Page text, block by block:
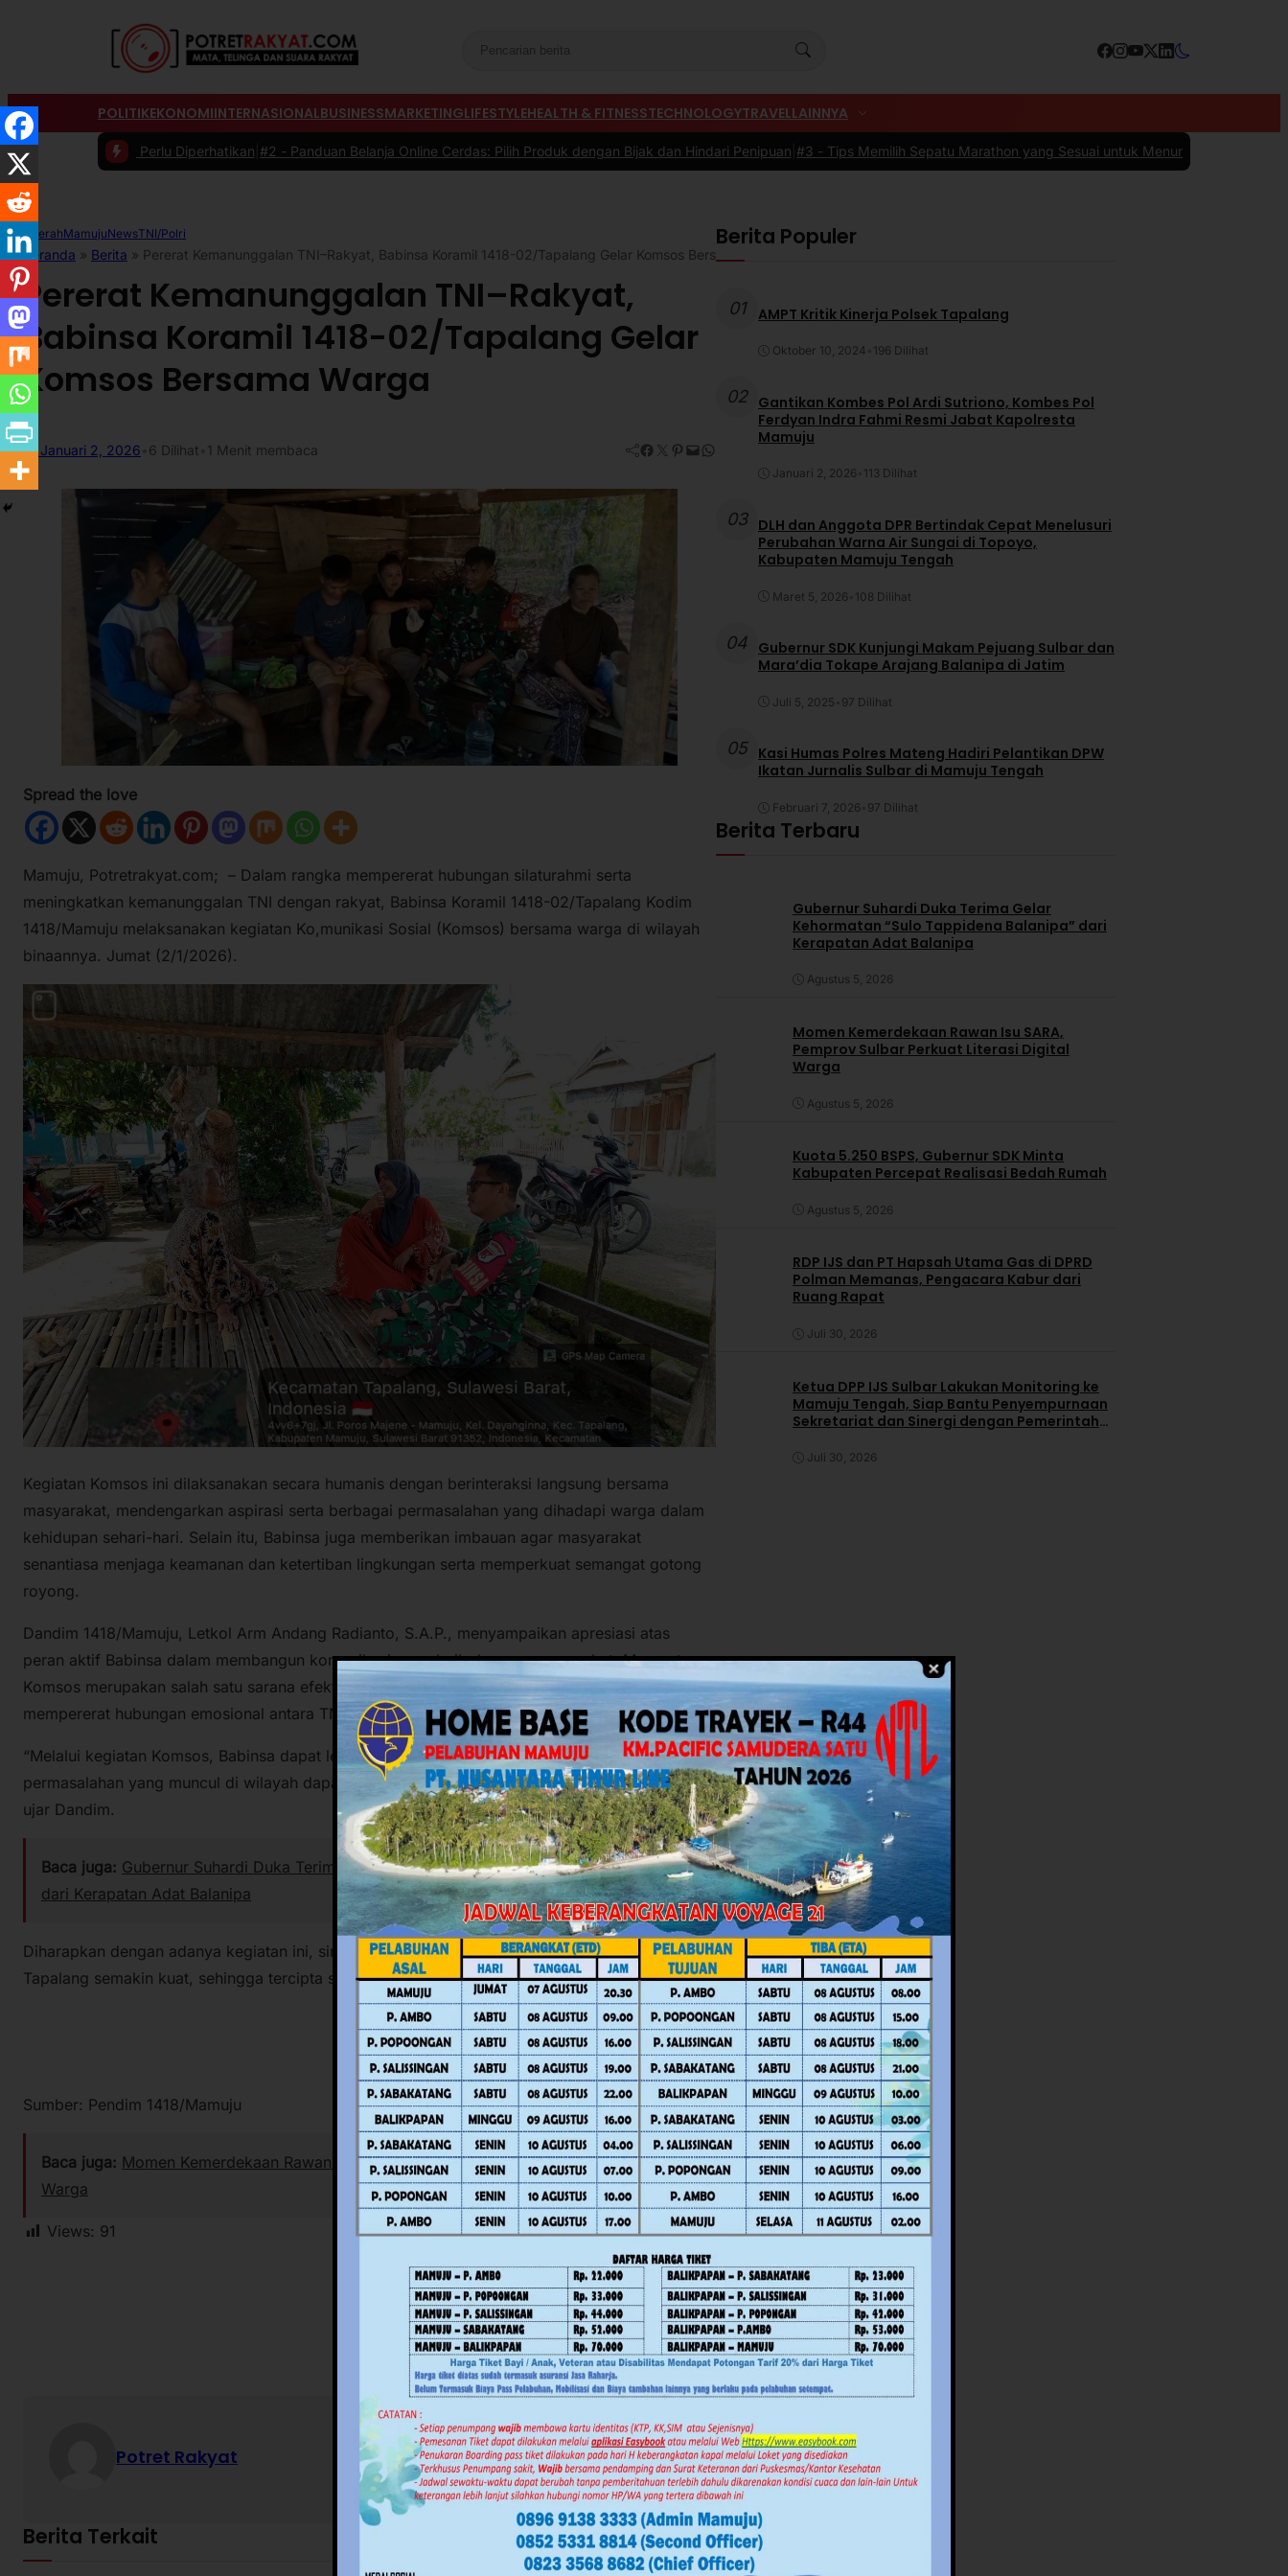
POLITIKEKONOMIINTERNASIONALBUSINESSMARKETINGLIFESTYLEHEALTH & FITNESSTECHNOLOGYTRAVELLAINNYA
Diperhatikan #2 - Panduan Belanja Online Cerdas: Pilih Produk dengan Bijak dan Hindari Penipuan|#3 -Tips Memilih Sepatu Marathon yang Sesuai untuk Menunjang Kenyamanan dan Performa
DaerahMamujuNewsTNI/Polri
Beranda » Berita » Pererat Kemanunggalan TNI–Rakyat, Babinsa Koramil 1418-02/Tapalang Gelar Komsos Bersama Warga
Pererat Kemanunggalan TNI–Rakyat,
Babinsa Koramil 1418-02/Tapalang Gelar
Komsos Bersama Warga
Januari 2, 2026 6 Dilihat 1 Menit membaca Facebook Twitter Pinterest Mail WhatsApp
Spread the love
Mamuju, Potretrakyat.com; – Dalam rangka mempererat hubungan silaturahmi serta
meningkatkan kemanunggalan TNI dengan rakyat, Babinsa Koramil 1418-02/Tapalang Kodim
1418/Mamuju melaksanakan kegiatan Ko,munikasi Sosial (Komsos) bersama warga di wilayah
binaannya. Jumat (2/1/2026).
Kegiatan Komsos ini dilaksanakan secara humanis dengan berinteraksi langsung bersama
masyarakat, mendengarkan aspirasi serta berbagai permasalahan yang dihadapi warga dalam
kehidupan sehari-hari. Selain itu, Babinsa juga memberikan imbauan agar masyarakat
senantiasa menjaga keamanan dan ketertiban lingkungan serta memperkuat semangat gotong
royong.
Dandim 1418/Mamuju, Letkol Arm Andang Radianto, S.A.P., menyampaikan apresiasi atas
peran aktif Babinsa dalam membangun komunikasi yang baik dengan masyarakat. Menurutnya,
Komsos merupakan salah satu sarana efektif untuk mengetahui kondisi wilayah sekaligus
mempererat hubungan emosional antara TNI dan rakyat.
“Melalui kegiatan Komsos, Babinsa dapat lebih dekat dengan masyarakat, sehingga setiap
permasalahan yang muncul di wilayah dapat diketahui sejak dini dan dicarikan solusi bersama,”
ujar Dandim.
Baca juga: Gubernur Suhardi Duka Terima Gelar Kehormatan “Sulo Tappidena Balanipa”
dari Kerapatan Adat Balanipa
Diharapkan dengan adanya kegiatan ini, sinergitas antara TNI dan masyarakat di wilayah
Tapalang semakin kuat, sehingga tercipta situasi yang aman, nyaman, dan kondusif.
Sumber: Pendim 1418/Mamuju
Baca juga: Momen Kemerdekaan Rawan Isu SARA, Pemprov Sulbar Perkuat Literasi Digital
Warga
Views: 91
Facebook Pinterest Mail WhatsApp
Potret Rakyat
Berita Terkait
Berita Populer
01 AMPT Kritik Kinerja Polsek Tapalang
Oktober 10, 2024 196 Dilihat
02
Gantikan Kombes Pol Ardi Sutriono, Kombes Pol
Ferdyan Indra Fahmi Resmi Jabat Kapolresta
Mamuju
Januari 2, 2026 113 Dilihat
03
DLH dan Anggota DPR Bertindak Cepat Menelusuri
Perubahan Warna Air Sungai di Topoyo,
Kabupaten Mamuju Tengah
Maret 5, 2026 108 Dilihat
04 Gubernur SDK Kunjungi Makam Pejuang Sulbar dan
Mara’dia Tokape Arajang Balanipa di Jatim
Juli 5, 2025 97 Dilihat
05
Kasi Humas Polres Mateng Hadiri Pelantikan DPW
Ikatan Jurnalis Sulbar di Mamuju Tengah
Februari 7, 2026 97 Dilihat
Berita Terbaru
Gubernur Suhardi Duka Terima Gelar
Kehormatan “Sulo Tappidena Balanipa” dari
Kerapatan Adat Balanipa
Agustus 5, 2026
Momen Kemerdekaan Rawan Isu SARA,
Pemprov Sulbar Perkuat Literasi Digital
Warga
Agustus 5, 2026
Kuota 5.250 BSPS, Gubernur SDK Minta
Kabupaten Percepat Realisasi Bedah Rumah
Agustus 5, 2026
RDP IJS dan PT Hapsah Utama Gas di DPRD
Polman Memanas, Pengacara Kabur dari
Ruang Rapat
Juli 30, 2026
Ketua DPP IJS Sulbar Lakukan Monitoring ke
Mamuju Tengah, Siap Bantu Penyempurnaan
Sekretariat dan Sinergi dengan Pemerintah
Juli 30, 2026